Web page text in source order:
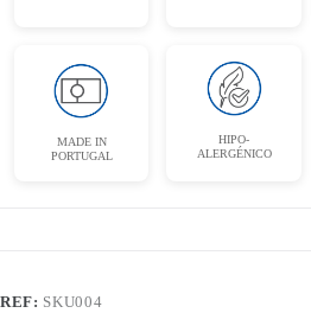
MADE IN
PORTUGAL
HIPO-
ALERGÉNICO
REF: SKU004